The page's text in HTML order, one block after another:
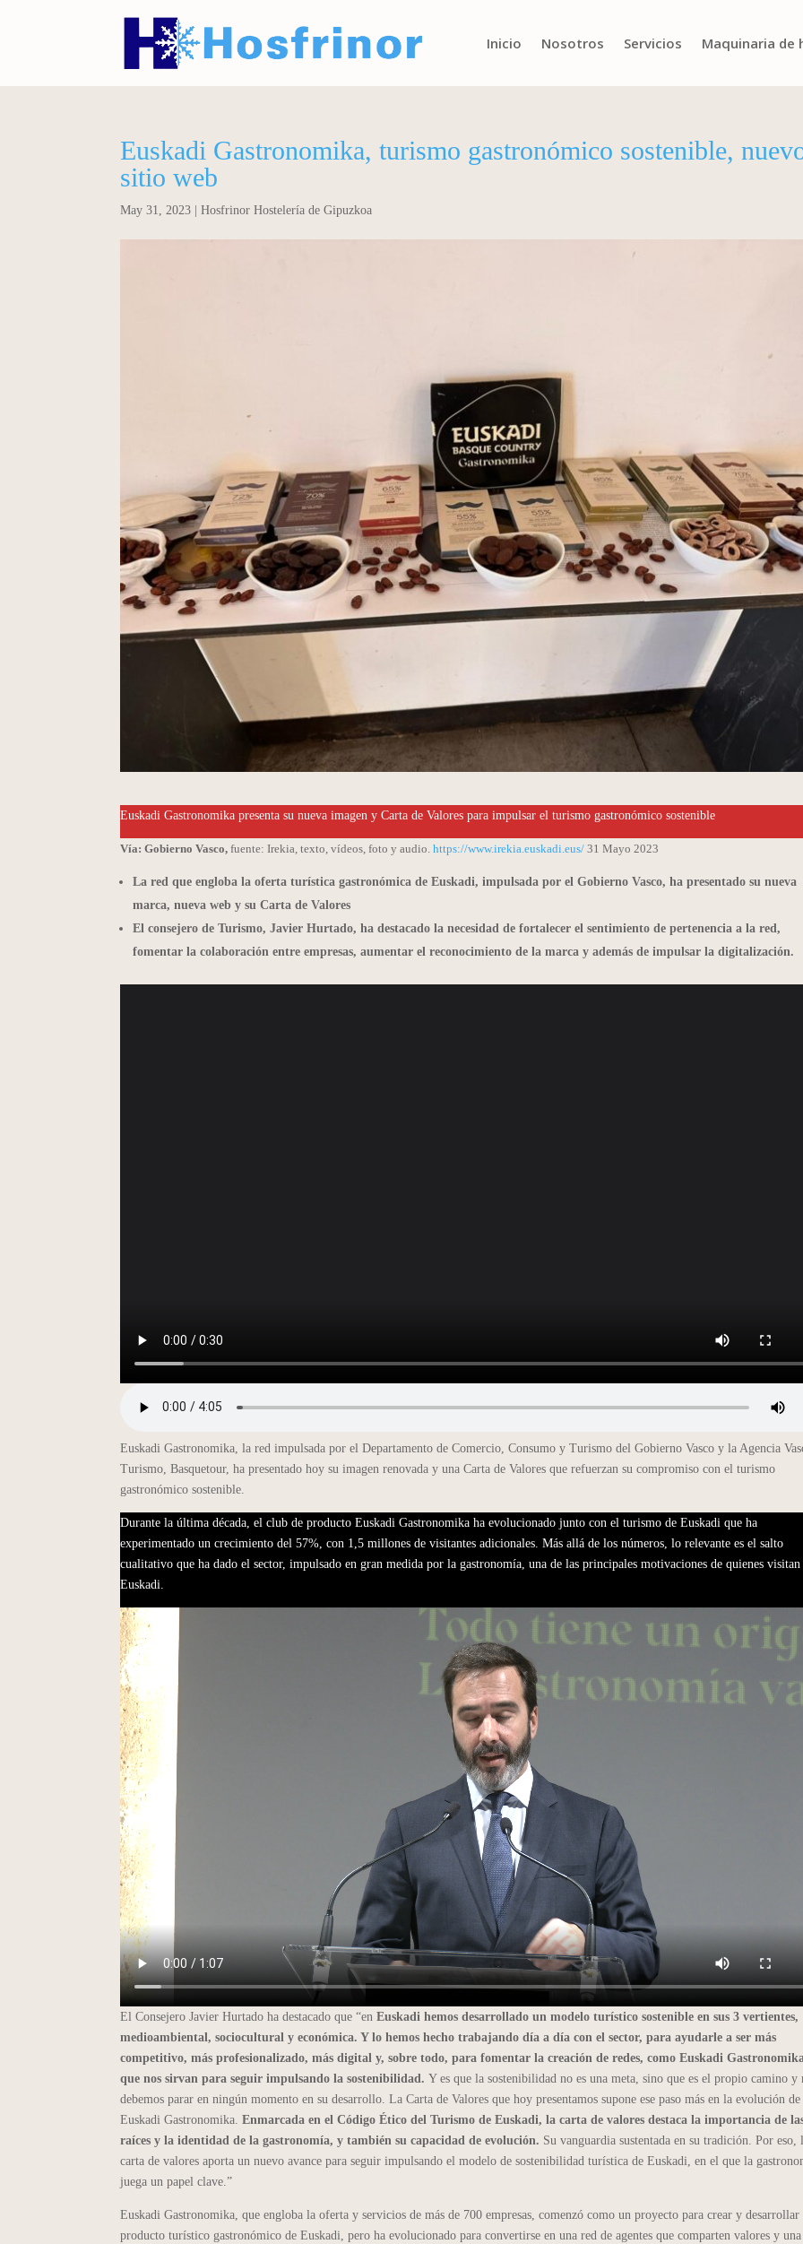
Inicio Nosotros Servicios Maquinaria de
Euskadi Gastronomika, turismo gastronómico sostenible,
sitio web
May 31, 2023 |Hosfrinor Hostelería de Gipuzkoa
Euskadi Gastronomika presenta su nueva imagen y Carta de Valores para impulsar el turismo gastronómico sostenible
Vía: Gobierno Vasco, fuente: Irekia, texto, vídeos, foto y audio.https://www.irekia.euskadi.eus/ 31 Mayo 2023
La red que engloba la oferta turística gastronómica de Euskadi, impulsada por el Gobierno Vasco, ha presentado su nueva
marca, nueva web y su Carta de Valores
El consejero de Turismo, Javier Hurtado, ha destacado la necesidad de fortalecer el sentimiento de pertenencia a la red,
fomentar la colaboración entre empresas, aumentar el reconocimiento de la marca y además de impulsar la digitalización.
Euskadi Gastronomika, la red impulsada por el Departamento de Comercio, Consumo y Turismo del Gobierno Vasco y la Agencia
Turismo, Basquetour, ha presentado hoy su imagen renovada y una Carta de Valores que refuerzan su compromiso con el turismo
gastronómico sostenible.
Durante la última década, el club de producto Euskadi Gastronomika ha evolucionado junto con el turismo de Euskadi que ha
experimentado un crecimiento del 57%, con 1,5 millones de visitantes adicionales. Más allá de los números, lo relevante es el salto
cualitativo que ha dado el sector, impulsado en gran medida por la gastronomía, una de las principales motivaciones de quienes visitan
Euskadi.
El Consejero Javier Hurtado ha destacado que “enEuskadi hemos desarrollado un modelo turístico sostenible en sus 3 vertientes,
medioambiental, sociocultural y económica. Y lo hemos hecho trabajando día a día con el sector, para ayudarle a ser más
competitivo, más profesionalizado, más digital y, sobre todo, para fomentar la creación de redes, como Euskadi
que nos sirvan para seguir impulsando la sostenibilidad. Y es que la sostenibilidad no es una meta, sino que es el propio camino y
debemos parar en ningún momento en su desarrollo. La Carta de Valores que hoy presentamos supone ese paso más en la evolución de
Euskadi Gastronomika.Enmarcada en el Código Ético del Turismo de Euskadi, la carta de valores destaca la importancia de
raíces y la identidad de la gastronomía, y también su capacidad de evolución. Su vanguardia sustentada en su tradición. Por eso,
carta de valores aporta un nuevo avance para seguir impulsando el modelo de sostenibilidad turística de Euskadi, en el que la
juega un papel clave.”
Euskadi Gastronomika, que engloba la oferta y servicios de más de 700 empresas, comenzó como un proyecto para crear y desarrollar
producto turístico gastronómico de Euskadi, pero ha evolucionado para convertirse en una red de agentes que comparten valores y una